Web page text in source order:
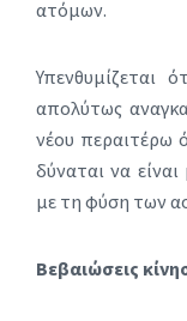
ατόμων.
Υπενθυμίζεται
απολύτως
νέου περαιτέρω
δύναται να
με τη φύση των
Βεβαιώσεις